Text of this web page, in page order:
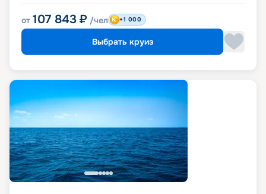
от 107 843 ₽ /чел +1 000
Выбрать круиз